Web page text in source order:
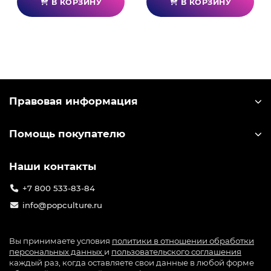
В КОРЗИНУ В КОРЗИНУ
Правовая информация
Помощь покупателю
Наши контакты
+7 800 533-83-84
info@popculture.ru
Вы принимаете условия политики в отношении обработки
персональных данных и пользовательского соглашения
каждый раз, когда оставляете свои данные в любой форме